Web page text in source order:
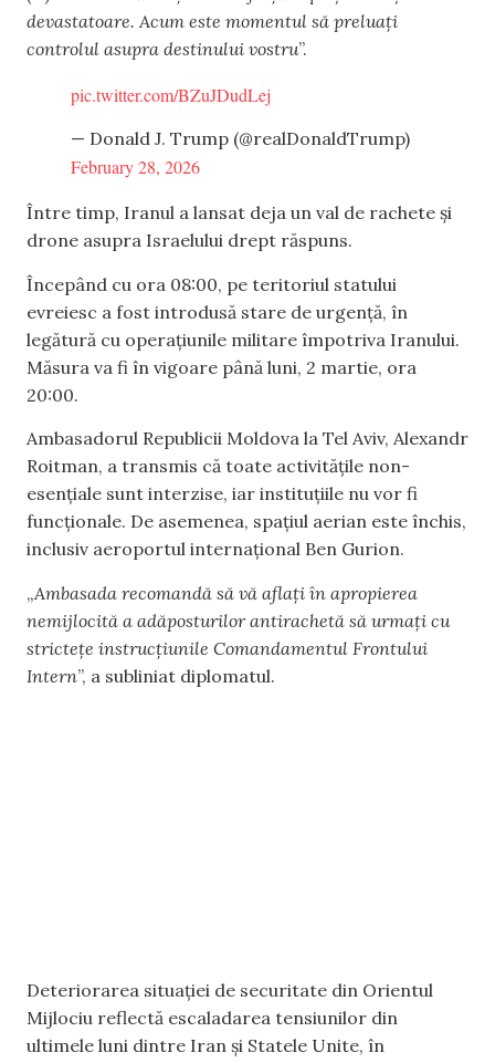
devastatoare. Acum este momentul să preluați
controlul asupra destinului vostru”.
pic.twitter.com/BZuJDudLej
— Donald J. Trump (@realDonaldTrump)
February 28, 2026
Între timp, Iranul a lansat deja un val de rachete și
drone asupra Israelului drept răspuns.
Începând cu ora 08:00, pe teritoriul statului
evreiesc a fost introdusă stare de urgență, în
legătură cu operațiunile militare împotriva Iranului.
Măsura va fi în vigoare până luni, 2 martie, ora
20:00.
Ambasadorul Republicii Moldova la Tel Aviv, Alexandr
Roitman, a transmis că toate activitățile non-
esențiale sunt interzise, iar instituțiile nu vor fi
funcționale. De asemenea, spațiul aerian este închis,
inclusiv aeroportul internațional Ben Gurion.
„Ambasada recomandă să vă aflați în apropierea
nemijlocită a adăposturilor antirachetă să urmați cu
strictețe instrucțiunile Comandamentul Frontului
Intern”, a subliniat diplomatul.
Deteriorarea situației de securitate din Orientul
Mijlociu reflectă escaladarea tensiunilor din
ultimele luni dintre Iran și Statele Unite, în